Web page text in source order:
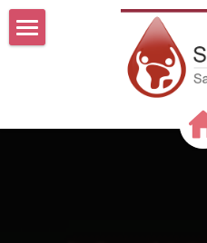
Découvre le livre